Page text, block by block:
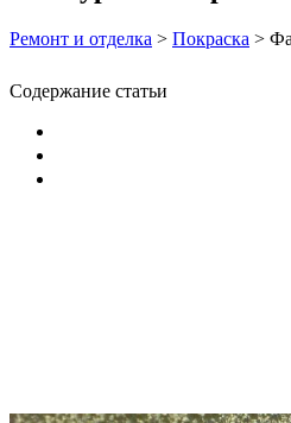
Ремонт и отделка > Покраска >
Содержание статьи